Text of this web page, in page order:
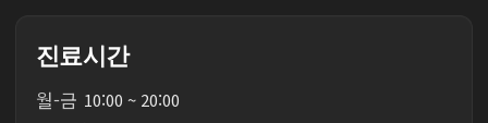
진료시간
월-금 10:00 ~ 20:00